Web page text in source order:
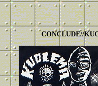
CONCLUDE//